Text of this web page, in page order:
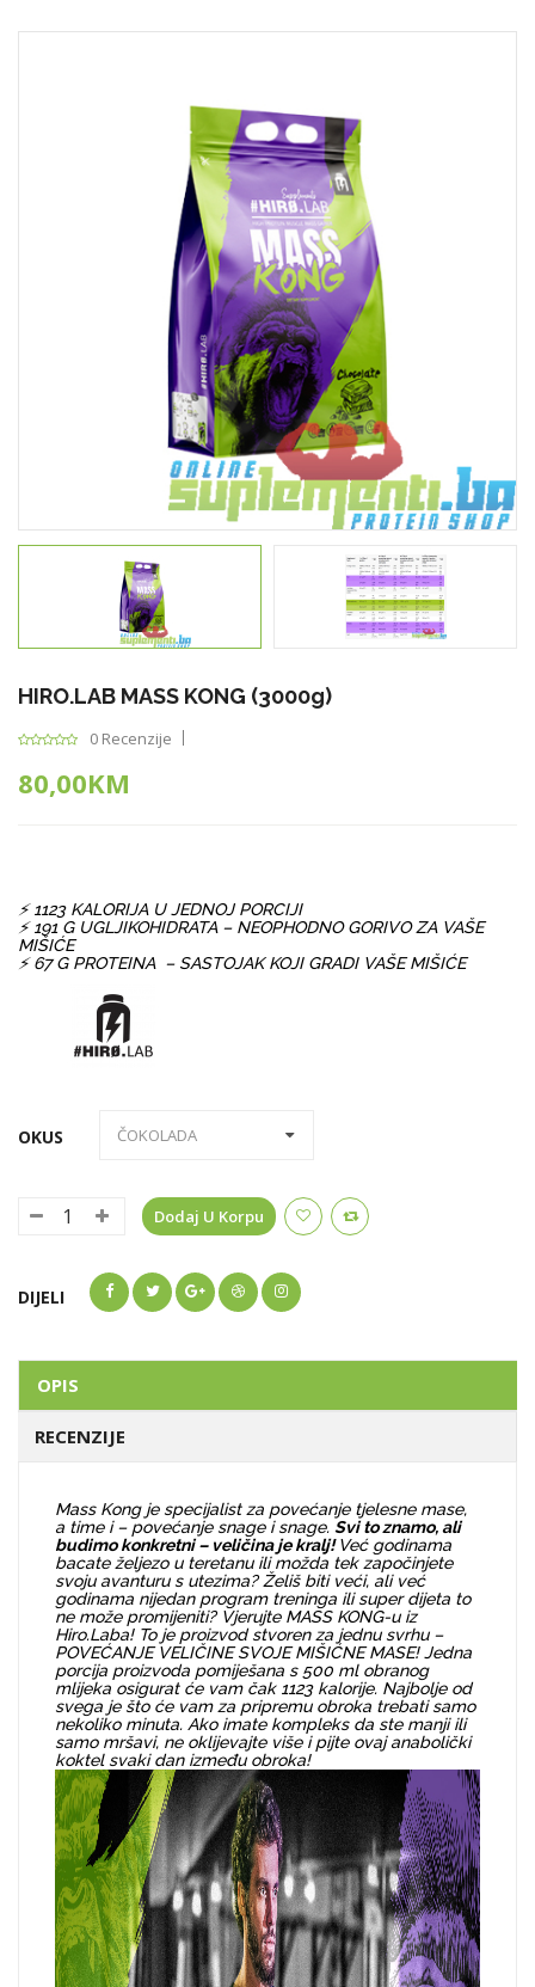
HIRO.LAB MASS KONG (3000g)
0 Recenzije
80,00KM
⚡ 1123 KALORIJA U JEDNOJ PORCIJI
⚡ 191 G UGLJIKOHIDRATA – NEOPHODNO GORIVO ZA VAŠE
MIŠIĆE
⚡ 67 G PROTEINA – SASTOJAK KOJI GRADI VAŠE MIŠIĆE
OKUS
Dodaj U Korpu
DIJELI
OPIS
RECENZIJE
Mass Kong je specijalist za povećanje tjelesne mase,
a time i – povećanje snage i snage. Svi to znamo, ali
budimo konkretni – veličina je kralj!Već godinama
bacate željezo u teretanu ili možda tek započinjete
svoju avanturu s utezima? Želiš biti veći, ali već
godinama nijedan program treninga ili super dijeta to
ne može promijeniti? Vjerujte MASS KONG-u iz
Hiro.Laba! To je proizvod stvoren za jednu svrhu –
POVEĆANJE VELIČINE SVOJE MIŠIĆNE MASE! Jedna
porcija proizvoda pomiješana s 500 ml obranog
mlijeka osigurat će vam čak 1123 kalorije. Najbolje od
svega je što će vam za pripremu obroka trebati samo
nekoliko minuta. Ako imate kompleks da ste manji ili
samo mršavi, ne oklijevajte više i pijte ovaj anabolički
koktel svaki dan između obroka!